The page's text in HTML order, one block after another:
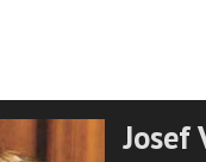
Josef